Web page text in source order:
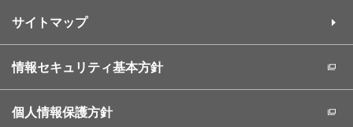
サイトマップ
情報セキュリティ基本方針
個人情報保護方針